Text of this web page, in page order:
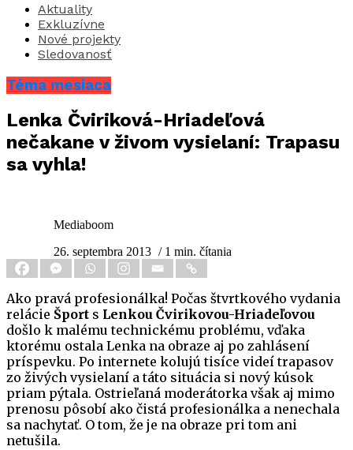
Aktuality
Exkluzívne
Nové projekty
Sledovanosť
Téma mesiaca
Lenka Čviriková-Hriadeľová
nečakane v živom vysielaní: Trapasu
sa vyhla!
Mediaboom
26. septembra 2013 / 1 min. čítania
Ako pravá profesionálka! Počas štvrtkového vydania
relácie Šport s Lenkou Čvirikovou-Hriadeľovou
došlo k malému technickému problému, vďaka
ktorému ostala Lenka na obraze aj po zahlásení
príspevku. Po internete kolujú tisíce videí trapasov
zo živých vysielaní a táto situácia si nový kúsok
priam pýtala. Ostrieľaná moderátorka však aj mimo
prenosu pôsobí ako čistá profesionálka a nenechala
sa nachytať. O tom, že je na obraze pri tom ani
netušila.